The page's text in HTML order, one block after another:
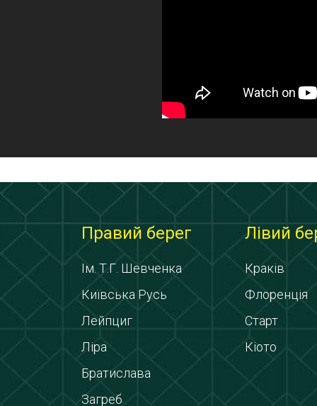
Правий берег
Ім. Т.Г. Шевченка
Київська Русь
Лейпциг
Ліра
Братислава
Загреб
Лівий
Краків
Флоренція
Старт
Кіото